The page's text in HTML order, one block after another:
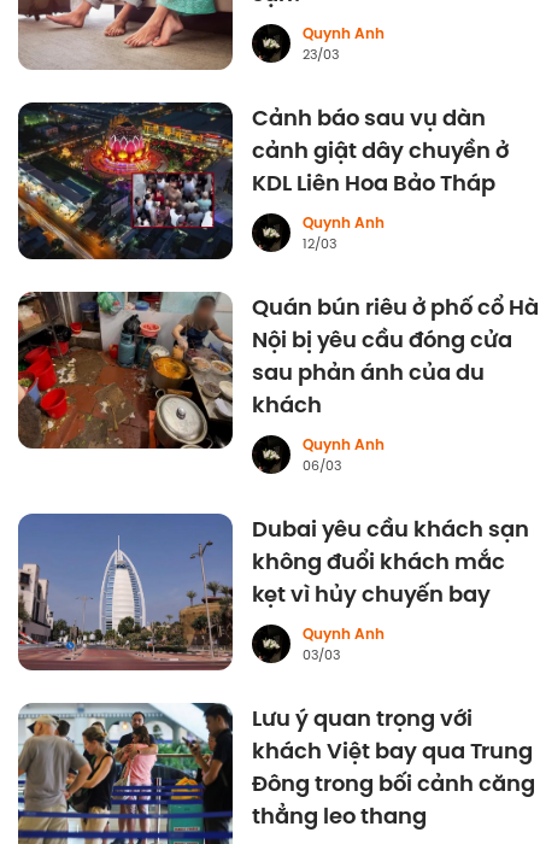
Quynh Anh
23/03
Cảnh báo sau vụ dàn
cảnh giật dây chuyền ở
KDL Liên Hoa Bảo Tháp
Quynh Anh
12/03
Quán bún riêu ở phố cổ Hà
Nội bị yêu cầu đóng cửa
sau phản ánh của du
khách
Quynh Anh
06/03
Dubai yêu cầu khách sạn
không đuổi khách mắc
kẹt vì hủy chuyến bay
Quynh Anh
03/03
Lưu ý quan trọng với
khách Việt bay qua Trung
Đông trong bối cảnh căng
thẳng leo thang